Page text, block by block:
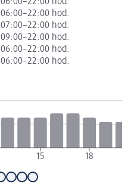
06:00–22:00 hod.
06:00–22:00 hod.
07:00–22:00 hod.
09:00–22:00 hod.
06:00–22:00 hod.
06:00–22:00 hod.
15 18